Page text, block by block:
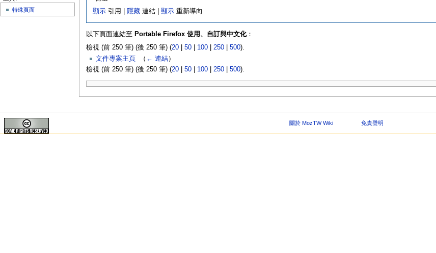
顯示 引用 | 隱藏 連結 |顯示 重新導向
以下頁面連結至 Portable Firefox 使用、自訂與中文化：
檢視 (前 250 筆) (後 250 筆) (20| 50| 100| 250| 500).
文件專案主頁
（ ← 連結）
檢視 (前 250 筆) (後 250 筆) (20| 50| 100| 250| 500).
特殊頁面
關於 MozTW Wiki 免責聲明